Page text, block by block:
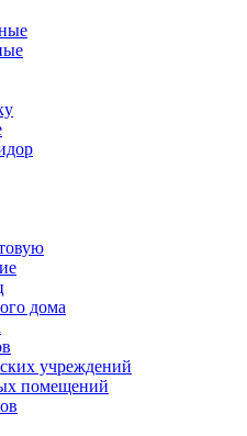
дома
учреждений
помещений